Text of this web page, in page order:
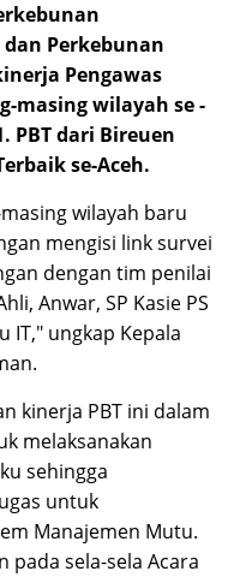
dan Perkebunan
Pengawas
masing wilayah se -
PBT dari Bireuen
se-Aceh.
wilayah baru
mengisi link survei
dengan tim penilai
Anwar, SP Kasie PS
IT," ungkap Kepala
kinerja PBT ini dalam
melaksanakan
sehingga
untuk
Manajemen Mutu.
pada sela-sela Acara